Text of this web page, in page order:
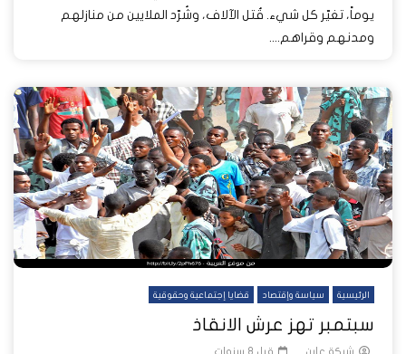
يوماً، تغيّر كل شيء. قُتل الآلاف، وشُرّد الملايين من منازلهم
ومدنهم وقراهم....
الرئيسية سياسة وإقتصاد قضايا إجتماعية وحقوقية
سبتمبر تهز عرش الانقاذ
شبكة عاين قبل 8 سنوات